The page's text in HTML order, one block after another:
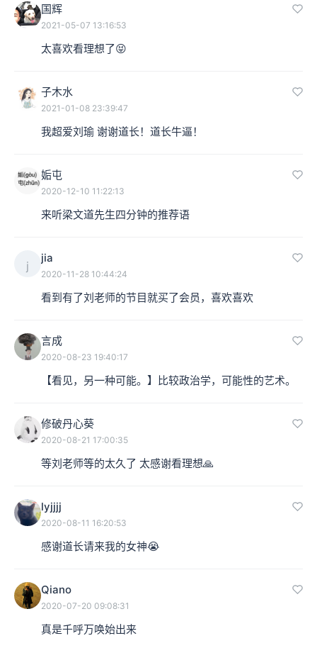
国辉
2021-05-07 13:16:53
太喜欢看理想了😝
子木水
2021-01-08 23:39:47
我超爱刘瑜 谢谢道长！道长牛逼！
姤屯
2020-12-10 11:22:13
来听梁文道先生四分钟的推荐语
j
jia
2020-11-28 10:44:24
看到有了刘老师的节目就买了会员，喜欢喜欢
言成
2020-08-23 19:40:17
【看见，另一种可能。】比较政治学，可能性的艺术。
修破丹心葵
2020-08-21 17:00:35
等刘老师等的太久了 太感谢看理想🙏
lyjjjj
2020-08-11 16:20:53
感谢道长请来我的女神😭
Qiano
2020-07-20 09:08:31
真是千呼万唤始出来